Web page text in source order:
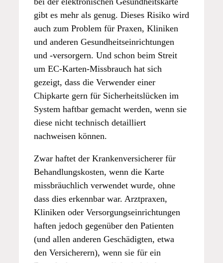
gibt es mehr als genug. Dieses Risiko wird
auch zum Problem für Praxen, Kliniken
und anderen Gesundheitseinrichtungen
und -versorgern. Und schon beim Streit
um EC-Karten-Missbrauch hat sich
gezeigt, dass die Verwender einer
Chipkarte gern für Sicherheitslücken im
System haftbar gemacht werden, wenn sie
diese nicht technisch detailliert
nachweisen können.
Zwar haftet der Krankenversicherer für
Behandlungskosten, wenn die Karte
missbräuchlich verwendet wurde, ohne
dass dies erkennbar war. Arztpraxen,
Kliniken oder Versorgungseinrichtungen
haften jedoch gegenüber den Patienten
(und allen anderen Geschädigten, etwa
den Versicherern), wenn sie für ein